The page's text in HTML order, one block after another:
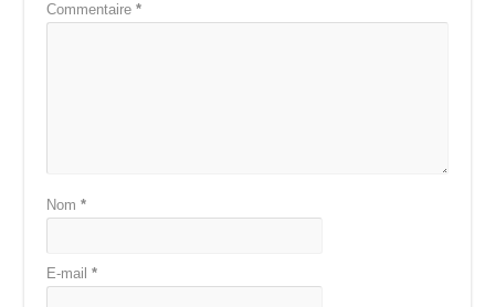
Commentaire*
Nom*
E-mail*